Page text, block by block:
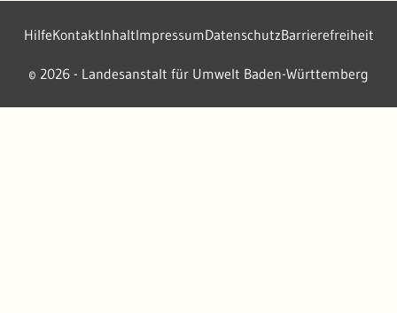
2026 - Landesanstalt für Umwelt Baden-Württemberg
HilfeKontaktInhaltImpressumDatenschutzBarrierefreiheit